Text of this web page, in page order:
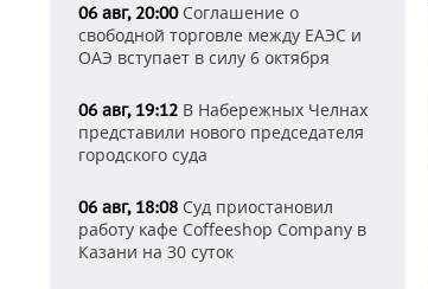
06 авг, 20:00Соглашение о
свободной торговле между ЕАЭС и
ОАЭ вступает в силу 6 октября
06 авг, 19:12 В Набережных Челнах
представили нового председателя
городского суда
06 авг, 18:08 Суд приостановил
работу кафе Coffeeshop Company в
Казани на 30 суток